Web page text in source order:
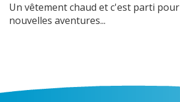
Un vêtement chaud et c'est parti
nouvelles aventures...